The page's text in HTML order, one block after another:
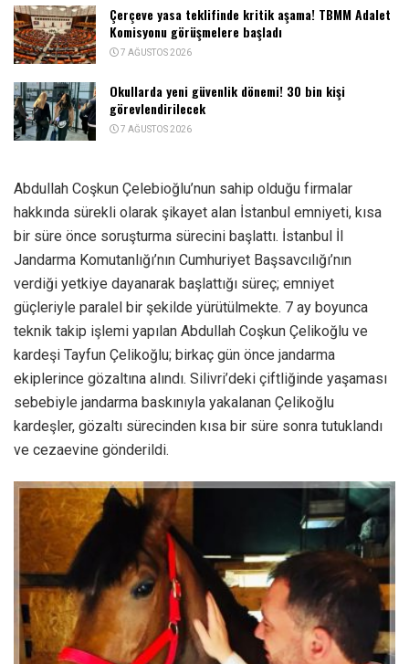
Çerçeve yasa teklifinde kritik aşama! TBMM Adalet
Komisyonu görüşmelere başladı
7 AĞUSTOS 2026
Okullarda yeni güvenlik dönemi! 30 bin kişi
görevlendirilecek
7 AĞUSTOS 2026
Abdullah Coşkun Çelebioğlu’nun sahip olduğu firmalar
hakkında sürekli olarak şikayet alan İstanbul emniyeti, kısa
bir süre önce soruşturma sürecini başlattı. İstanbul İl
Jandarma Komutanlığı’nın Cumhuriyet Başsavcılığı’nın
verdiği yetkiye dayanarak başlattığı süreç; emniyet
güçleriyle paralel bir şekilde yürütülmekte. 7 ay boyunca
teknik takip işlemi yapılan Abdullah Coşkun Çelikoğlu ve
kardeşi Tayfun Çelikoğlu; birkaç gün önce jandarma
ekiplerince gözaltına alındı. Silivri’deki çiftliğinde yaşaması
sebebiyle jandarma baskınıyla yakalanan Çelikoğlu
kardeşler, gözaltı sürecinden kısa bir süre sonra tutuklandı
ve cezaevine gönderildi.